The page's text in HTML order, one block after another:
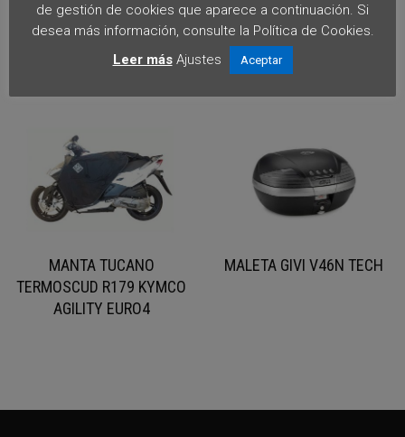
MALETA GIVI V47NN TECH
MALETA GIVI V47NNTFL
AMARILLO FLUOR
MANTA TUCANO
TERMOSCUD R179 KYMCO
AGILITY EURO4
MALETA GIVI V46N TECH
de gestión de cookies que aparece a continuación. Si
desea más información, consulte la Política de Cookies.
Leer más Ajustes Aceptar